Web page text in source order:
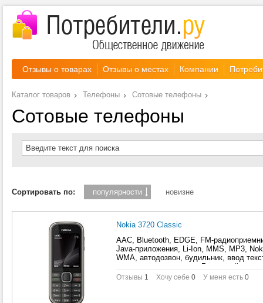
Отзывы о товарах Отзывы о местах Компании
Каталог товаров Телефоны Сотовые телефоны
Сотовые телефоны
Введите текст для поиска
Сортировать по: популярности новизне
Nokia 3720 Classic
AAC, Bluetooth, EDGE, FM-
Java-приложения, Li-Ion, MMS, MP3,
WMA, автодозвон, будильник, ввод
голосовое управление, Голосовой
видеороликов, игры, калькулятор,
Отзывы 1 Хочу себе 0 У меня есть 0